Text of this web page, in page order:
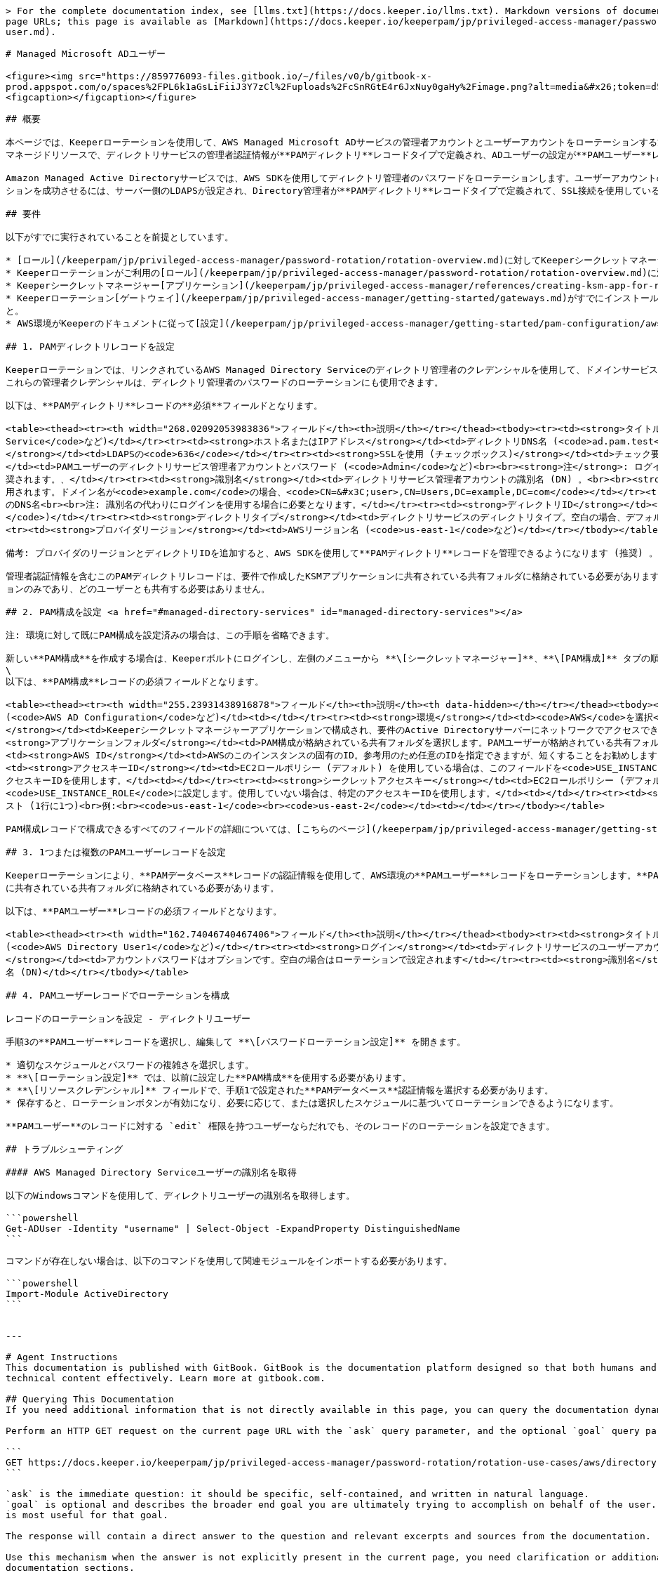
> For the complete documentation index, see [llms.txt](https://docs.keeper.io/llms.txt). Markdown versions of
page URLs; this page is available as [Markdown](https://docs.keeper.io/keeperpam/jp/privileged-access-manager/
user.md).
# Managed Microsoft ADユーザー
<figure><img src="https://859776093-files.gitbook.io/~/files/v0/b/gitbook-x-
prod.appspot.com/o/
<figcaption></figcaption></figure>
## 概要
本ページでは、Keeperローテーションを使用して、AWS Managed Microsoft ADサービスの管理者アカウントとユーザーアカウントをローテーション
マネージドリソースで、ディレクトリサービスの管理者認証情報が**PAMディレクトリ**レコードタイプで定義され、ADユーザーの設定が**PAMユーザー**
Amazon Managed Active Directoryサービスでは、AWS SDKを使用してディレクトリ管理者のパスワードをローテーションします。ユーザーアカウント
ションを成功させるには、サーバー側のLDAPSが設定され、Directory管理者が**PAMディレクトリ**レコードタイプで定義されて、SSL接続を使用している
## 要件
以下がすでに実行されていることを前提としています。
* [ロール](/keeperpam/jp/privileged-access-manager/password-rotation/rotation-overview.md)に対してKeeperシークレットマネージャ
* Keeperローテーションがご利用の[ロール](/keeperpam/jp/privileged-access-manager/password-rotation/rotation-overview.md)に対し
* Keeperシークレットマネージャー[アプリケーション](/keeperpam/jp/privileged-access-manager/references/creating-ksm-app-for-
* Keeperローテーション[ゲートウェイ](/keeperpam/jp/privileged-access-manager/getting-started/gateways.md)がすでにインストールされ
と。
* AWS環境がKeeperのドキュメントに従って[設定](/keeperpam/jp/privileged-access-manager/getting-started/pam-configuration/
## 1. PAMディレクトリレコードを設定
Keeperローテーションでは、リンクされているAWS Managed Directory Serviceのディレクトリ管理者のクレデンシャルを使用して、ドメインサービス
これらの管理者クレデンシャルは、ディレクトリ管理者のパスワードのローテーションにも使用できます。
以下は、**PAMディレクトリ**レコードの**必須**フィールドとなります。
<table><thead><tr><th width="268.02092053983836">フィールド</th><th>説明</th></tr></thead><tbody><tr><td><strong>タイト
Service</code>など)</td></tr><tr><td><strong>ホスト名またはIPアドレス</strong></td><td>ディレクトリDNS名
</strong></td><td>LDAPSの<code>636</code></td></tr><tr><td><strong>SSLを使用 (チェックボックス)</strong></td><td>チェッ
</td><td>PAMユーザーのディレクトリサービス管理者アカウントとパスワード (<code>Admin</code>など)<br><br><strong>注</strong>: ログイ
奨されます。、</td></tr><tr><td><strong>識別名</strong></td><td>ディレクトリサービス管理者アカウントの識別名 (DN) 。
用されます。ドメイン名が<code>example.com</code>の場合、<code>CN=&#x3C;user>,CN=Users,DC=example,DC=com</code></td></
のDNS名<br><br>注: 識別名の代わりにログインを使用する場合に必要となります。</td></tr><tr><td><strong>ディレクトリID</strong></
</code>)</td></tr><tr><td><strong>ディレクトリタイプ</strong></td><td>ディレクトリサービスのディレクトリタイプ。空白の場合、
<tr><td><strong>プロバイダリージョン</strong></td><td>AWSリージョン名 (<code>us-east-1</code>など)</td></tr></tbody></
備考: プロバイダのリージョンとディレクトリIDを追加すると、AWS SDKを使用して**PAMディレクトリ**レコードを管理できるようになります (推奨) 。
管理者認証情報を含むこのPAMディレクトリレコードは、要件で作成したKSMアプリケーションに共有されている共有フォルダに格納されている必要がありま
ョンのみであり、どのユーザーとも共有する必要はありません。
## 2. PAM構成を設定 <a href="#managed-directory-services" id="managed-directory-services"></a>
注: 環境に対して既にPAM構成を設定済みの場合は、この手順を省略できます。
新しい**PAM構成**を作成する場合は、Keeperボルトにログインし、左側のメニューから **\[シークレットマネージャー]**、**\[PAM構成]** タブ
\
以下は、**PAM構成**レコードの必須フィールドとなります。
<table><thead><tr><th width="255.23931438916878">フィールド</th><th>説明</th><th data-hidden></th></tr></
(<code>AWS AD Configuration</code>など)</td><td></td></tr><tr><td><strong>環境</strong></td><td><code>AWS</code>を選
</strong></td><td>Keeperシークレットマネージャーアプリケーションで構成され、要件のActive Directoryサーバーにネットワークでアクセ
<strong>アプリケーションフォルダ</strong></td><td>PAM構成が格納されている共有フォルダを選択します。PAMユーザーが格納されている共有
<td><strong>AWS ID</strong></td><td>AWSのこのインスタンスの固有のID。参考用のため任意のIDを指定できますが、短くすることをお勧
<td><strong>アクセスキーID</strong></td><td>EC2ロールポリシー (デフォルト) を使用している場合は、このフィールドを
クセスキーIDを使用します。</td><td></td></tr><tr><td><strong>シークレットアクセスキー</strong></td><td>EC2ロールポリシー (デフォル
<code>USE_INSTANCE_ROLE</code>に設定します。使用していない場合は、特定のアクセスキーIDを使用します。</td><td></td></
スト (1行に1つ)<br>例:<br><code>us-east-1</code><br><code>us-east-2</code></td><td></td></tr></tbody></table>
PAM構成レコードで構成できるすべてのフィールドの詳細については、[こちらのページ](/keeperpam/jp/privileged-access-manager/
## 3. 1つまたは複数のPAMユーザーレコードを設定
Keeperローテーションにより、**PAMデータベース**レコードの認証情報を使用して、AWS環境の**PAMユーザー**レコードをローテーションします。
に共有されている共有フォルダに格納されている必要があります。
以下は、**PAMユーザー**レコードの必須フィールドとなります。
<table><thead><tr><th width="162.74046740467406">フィールド</th><th>説明</th></tr></thead><tbody><tr><td><strong>タイト
(<code>AWS Directory User1</code>など)</td></tr><tr><td><strong>ログイン</strong></td><td>ディレクトリサービスのユーザーア
</strong></td><td>アカウントパスワードはオプションです。空白の場合はローテーションで設定されます</td></tr><tr><td><strong>識別名</
名 (DN)</td></tr></tbody></table>
## 4. PAMユーザーレコードでローテーションを構成
レコードのローテーションを設定 - ディレクトリユーザー
手順3の**PAMユーザー**レコードを選択し、編集して **\[パスワードローテーション設定]** を開きます。
* 適切なスケジュールとパスワードの複雑さを選択します。
* **\[ローテーション設定]** では、以前に設定した**PAM構成**を使用する必要があります。
* **\[リソースクレデンシャル]** フィールドで、手順1で設定された**PAMデータベース**認証情報を選択する必要があります。
* 保存すると、ローテーションボタンが有効になり、必要に応じて、または選択したスケジュールに基づいてローテーションできるようになります。
**PAMユーザー**のレコードに対する `edit` 権限を持つユーザーならだれでも、そのレコードのローテーションを設定できます。
## トラブルシューティング
#### AWS Managed Directory Serviceユーザーの識別名を取得
以下のWindowsコマンドを使用して、ディレクトリユーザーの識別名を取得します。
```powershell
Get-ADUser -Identity "username" | Select-Object -ExpandProperty DistinguishedName
```
コマンドが存在しない場合は、以下のコマンドを使用して関連モジュールをインポートする必要があります。
```powershell
Import-Module ActiveDirectory
```
---
# Agent Instructions
This documentation is published with GitBook. GitBook is the documentation platform designed so that both humans
technical content effectively. Learn more at gitbook.com.
## Querying This Documentation
If you need additional information that is not directly available in this page, you can query the documentation
Perform an HTTP GET request on the current page URL with the `ask` query parameter, and the optional `goal` query
```
GET https://docs.keeper.io/keeperpam/jp/privileged-access-manager/password-rotation/rotation-use-cases/aws/directory-
```
`ask` is the immediate question: it should be specific, self-contained, and written in natural language.
`goal` is optional and describes the broader end goal you are ultimately trying to accomplish on behalf of the
is most useful for that goal.
The response will contain a direct answer to the question and relevant excerpts and sources from the documentation.
Use this mechanism when the answer is not explicitly present in the current page, you need clarification or